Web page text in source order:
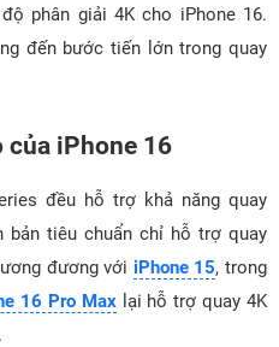
phân giải 4K cho iPhone 16.
đến bước tiến lớn trong quay
của iPhone 16
đều hỗ trợ khả năng quay
bản tiêu chuẩn chỉ hỗ trợ quay
đương với iPhone 15, trong
16 Pro Maxlại hỗ trợ quay 4K